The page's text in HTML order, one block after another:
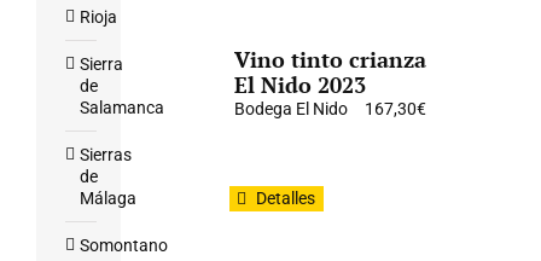
Vino tinto crianza
El Nido 2023
Bodega El Nido 167,30€
Detalles
Rioja
Sierra
de
Salamanca
Sierras
de
Málaga
Somontano